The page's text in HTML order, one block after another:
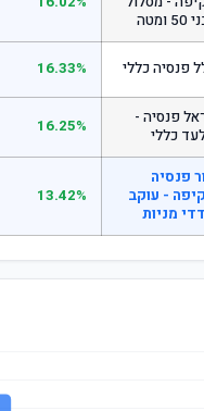
ומטה
פנסיה כללי 16.33%
פנסיה -
כללי
16.25%
פנסיה
- עוקב
מניות
13.42%